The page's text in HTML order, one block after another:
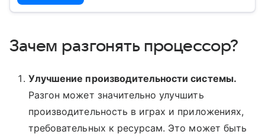
Зачем разгонять процессор?
Улучшение производительности системы.
Разгон может значительно улучшить
производительность в играх и приложениях,
требовательных к ресурсам. Это может быть